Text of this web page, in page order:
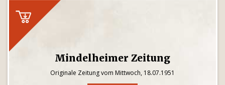
Mindelheimer Zeitung
Originale Zeitung vom Mittwoch, 18.07.1951